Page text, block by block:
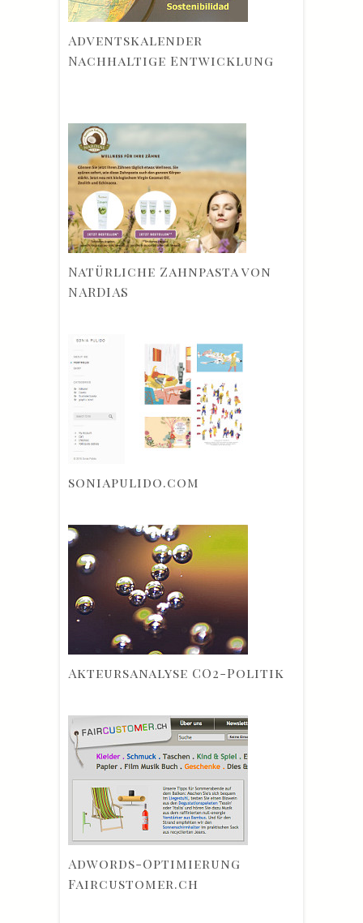
Adventskalender
Nachhaltige Entwicklung
Natürliche Zahnpasta von
NARDIAS
soniapulido.com
Akteursanalyse CO2-Politik
Adwords-Optimierung
Faircustomer.ch